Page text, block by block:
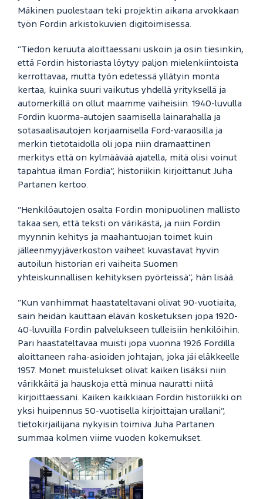
Mäkinen puolestaan teki projektin aikana arvokkaan
työn Fordin arkistokuvien digitoimisessa.
”Tiedon keruuta aloittaessani uskoin ja osin tiesinkin,
että Fordin historiasta löytyy paljon mielenkiintoista
kerrottavaa, mutta työn edetessä yllätyin monta
kertaa, kuinka suuri vaikutus yhdellä yrityksellä ja
automerkillä on ollut maamme vaiheisiin. 1940-luvulla
Fordin kuorma-autojen saamisella lainarahalla ja
sotasaalisautojen korjaamisella Ford-varaosilla ja
merkin tietotaidolla oli jopa niin dramaattinen
merkitys että on kylmäävää ajatella, mitä olisi voinut
tapahtua ilman Fordia”, historiikin kirjoittanut Juha
Partanen kertoo.
”Henkilöautojen osalta Fordin monipuolinen mallisto
takaa sen, että teksti on värikästä, ja niin Fordin
myynnin kehitys ja maahantuojan toimet kuin
jälleenmyyjäverkoston vaiheet kuvastavat hyvin
autoilun historian eri vaiheita Suomen
yhteiskunnallisen kehityksen pyörteissä”, hän lisää.
”Kun vanhimmat haastateltavani olivat 90-vuotiaita,
sain heidän kauttaan elävän kosketuksen jopa 1920-
40-luvuilla Fordin palvelukseen tulleisiin henkilöihin.
Pari haastateltavaa muisti jopa vuonna 1926 Fordilla
aloittaneen raha-asioiden johtajan, joka jäi eläkkeelle
1957. Monet muistelukset olivat kaiken lisäksi niin
värikkäitä ja hauskoja että minua nauratti niitä
kirjoittaessani. Kaiken kaikkiaan Fordin historiikki on
yksi huipennus 50-vuotisella kirjoittajan urallani”,
tietokirjailijana nykyisin toimiva Juha Partanen
summaa kolmen viime vuoden kokemukset.